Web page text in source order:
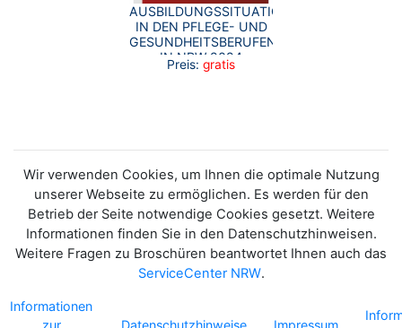
AUSBILDUNGSSITUATION
IN DEN PFLEGE- UND
GESUNDHEITSBERUFEN
IN NRW 2024
Preis: gratis
Wir verwenden Cookies, um Ihnen die optimale Nutzung
unserer Webseite zu ermöglichen. Es werden für den
Betrieb der Seite notwendige Cookies gesetzt. Weitere
Informationen finden Sie in den Datenschutzhinweisen.
Weitere Fragen zu Broschüren beantwortet Ihnen auch das
ServiceCenter NRW.
Informationen
zur
Datenschutzhinweise Impressum